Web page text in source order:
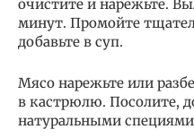
очистите и нарежьте.
минут. Промойте
добавьте в суп.
Мясо нарежьте или
в кастрюлю. Посолите,
натуральными